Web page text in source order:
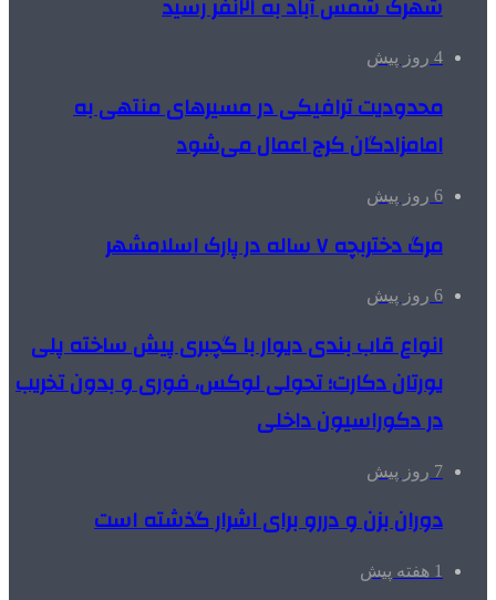
4 روز پیش
محدودیت ترافیکی در مسیرهای منتهی به
امامزادگان کرج اعمال می‌شود
6 روز پیش
مرگ دختربچه ۷ ساله در پارک اسلامشهر
6 روز پیش
انواع قاب بندی دیوار با گچبری پیش ساخته پلی
یورتان دکارت؛ تحولی لوکس، فوری و بدون تخریب
در دکوراسیون داخلی
7 روز پیش
دوران بزن و دررو برای اشرار گذشته است
1 هفته پیش